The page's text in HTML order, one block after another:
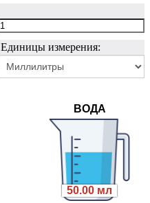
Единицы измерения:
ВОДА
50.00 мл